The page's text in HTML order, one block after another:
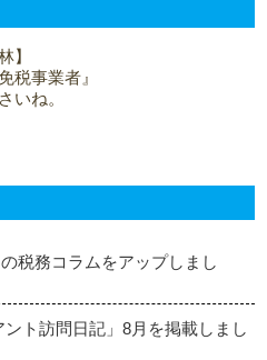
】
税事業者』
いね。
税務コラムをアップしまし
ト訪問日記」8月を掲載しまし